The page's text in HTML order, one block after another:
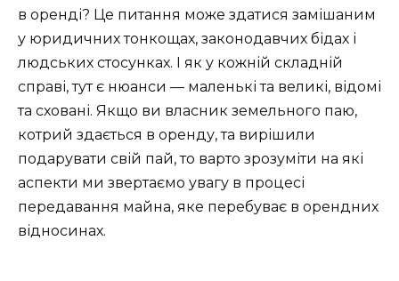
в оренді? Це питання може здатися замішаним
у юридичних тонкощах, законодавчих бідах і
людських стосунках. І як у кожній складній
справі, тут є нюанси — маленькі та великі, відомі
та сховані. Якщо ви власник земельного паю,
котрий здається в оренду, та вирішили
подарувати свій пай, то варто зрозуміти на які
аспекти ми звертаємо увагу в процесі
передавання майна, яке перебуває в орендних
відносинах.